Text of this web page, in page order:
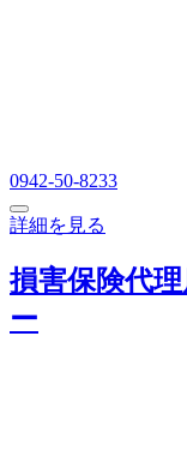
0942-50-8233
詳細を見る
損害保険代
ー